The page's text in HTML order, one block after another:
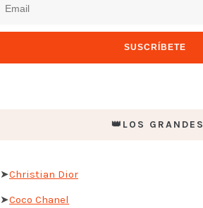
👑LOS GRANDES
➤Christian Dior
➤Coco Chanel